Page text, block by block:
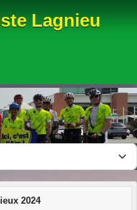
Lagnieu
2024